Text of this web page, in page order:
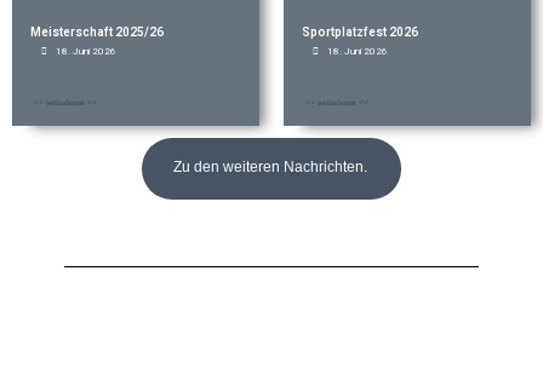
Meisterschaft 2025/26
18. Juni 2026
>> weiterlesen <<
Sportplatzfest 2026
18. Juni 2026
>> weiterlesen <<
Zu den weiteren Nachrichten.